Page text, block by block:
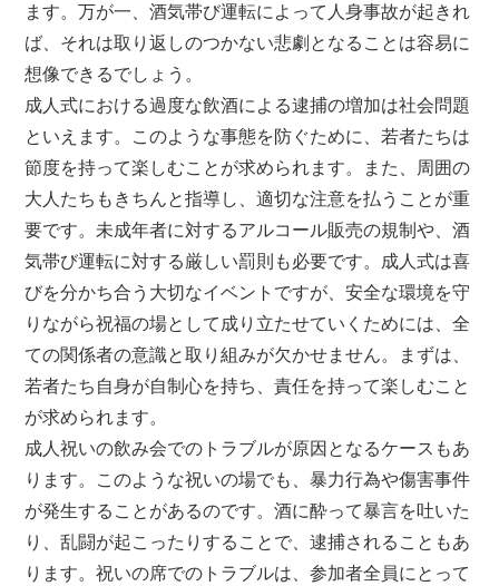
ます。万が一、酒気帯び運転によって人身事故が起きれ
ば、それは取り返しのつかない悲劇となることは容易に
想像できるでしょう。
成人式における過度な飲酒による逮捕の増加は社会問題
といえます。このような事態を防ぐために、若者たちは
節度を持って楽しむことが求められます。また、周囲の
大人たちもきちんと指導し、適切な注意を払うことが重
要です。未成年者に対するアルコール販売の規制や、酒
気帯び運転に対する厳しい罰則も必要です。成人式は喜
びを分かち合う大切なイベントですが、安全な環境を守
りながら祝福の場として成り立たせていくためには、全
ての関係者の意識と取り組みが欠かせません。まずは、
若者たち自身が自制心を持ち、責任を持って楽しむこと
が求められます。
成人祝いの飲み会でのトラブルが原因となるケースもあ
ります。このような祝いの場でも、暴力行為や傷害事件
が発生することがあるのです。酒に酔って暴言を吐いた
り、乱闘が起こったりすることで、逮捕されることもあ
ります。祝いの席でのトラブルは、参加者全員にとって